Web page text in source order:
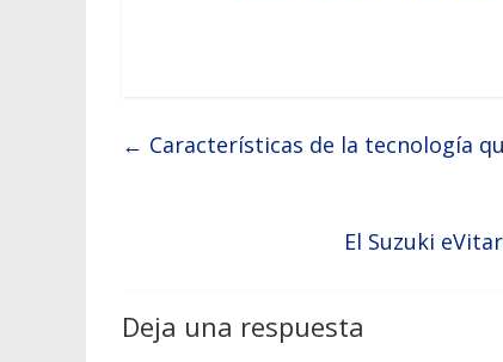
← Características de la tecnología
El Suzuki
Deja una respuesta